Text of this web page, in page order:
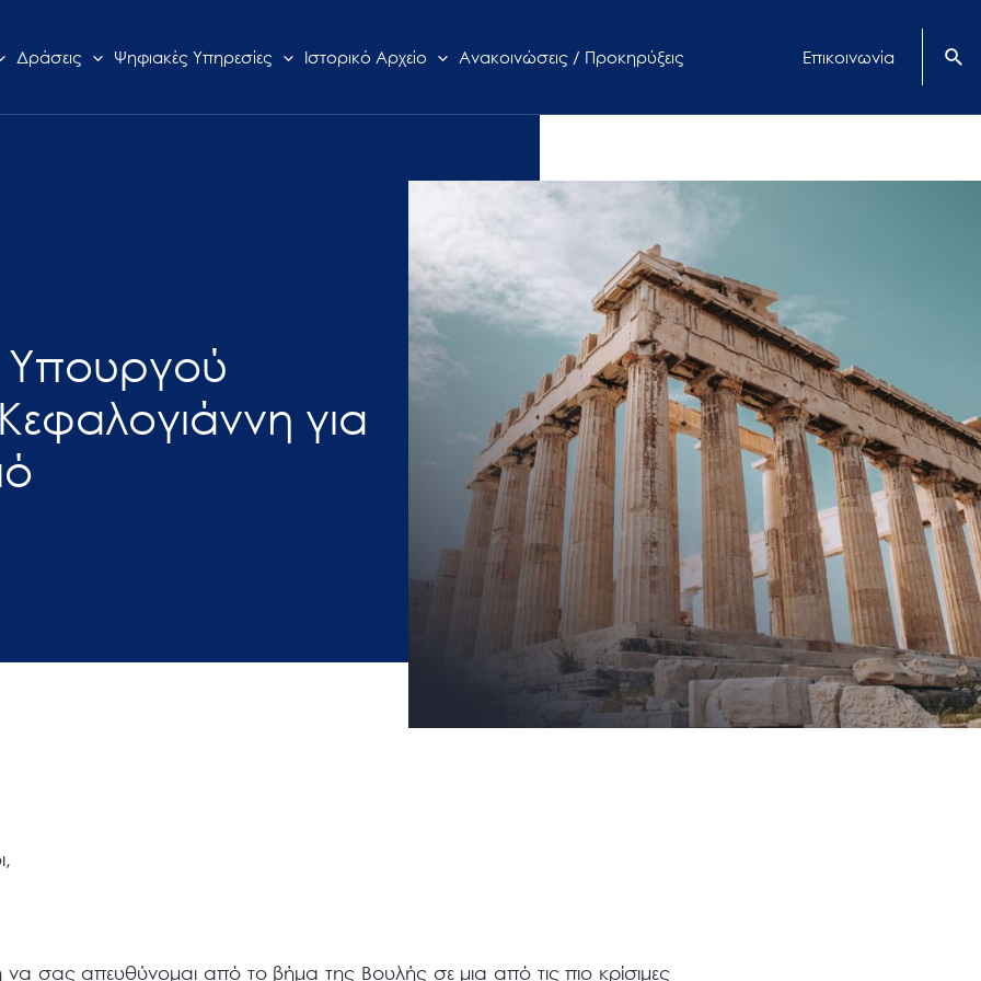
Δράσεις Ψηφιακές Υπηρεσίες Ιστορικό Αρχείο Ανακοινώσεις / Προκηρύξεις Επικοινωνία
Υπουργού
για
να σας απευθύνομαι από το βήμα της Βουλής σε μια από τις πιο κρίσιμες